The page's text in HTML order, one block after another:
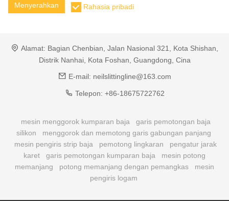
Menyerahkan Rahasia pribadi
Alamat: Bagian Chenbian, Jalan Nasional 321, Kota Shishan,
Distrik Nanhai, Kota Foshan, Guangdong, Cina
E-mail: neilslittingline@163.com
Telepon: +86-18675722762
mesin menggorok kumparan baja
garis pemotongan baja
silikon
menggorok dan memotong garis gabungan panjang
mesin pengiris strip baja
pemotong lingkaran
pengatur jarak
karet
garis pemotongan kumparan baja
mesin potong
memanjang
potong memanjang dengan pemangkas
mesin
pengiris logam